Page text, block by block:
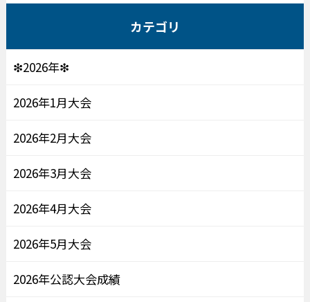
カテゴリ
❇2026年❇
2026年1月大会
2026年2月大会
2026年3月大会
2026年4月大会
2026年5月大会
2026年公認大会成績